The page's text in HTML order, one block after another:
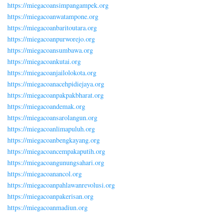
https://miegacoansimpangampek.org
https://miegacoanwatampone.org
https://miegacoanbaritoutara.org
https://miegacoanpurworejo.org
https://miegacoansumbawa.org
https://miegacoankutai.org
https://miegacoanjailolokota.org
https://miegacoanacehpidiejaya.org
https://miegacoanpakpakbharat.org
https://miegacoandemak.org
https://miegacoansarolangun.org
https://miegacoanlimapuluh.org
https://miegacoanbengkayang.org
https://miegacoancempakaputih.org
https://miegacoangunungsahari.org
https://miegacoanancol.org
https://miegacoanpahlawanrevolusi.org
https://miegacoanpakerisan.org
https://miegacoanmadiun.org